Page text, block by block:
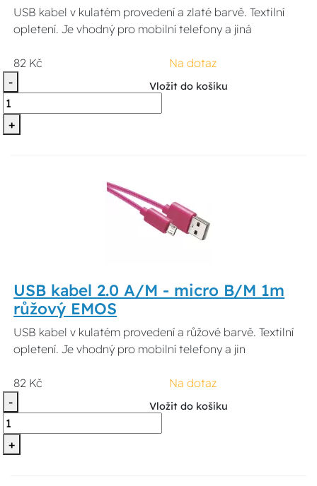
USB kabel v kulatém provedení a zlaté barvě. Textilní
opletení. Je vhodný pro mobilní telefony a jiná
82 Kč
Na dotaz
-
+
Vložit do košíku
USB kabel 2.0 A/M - micro B/M 1m
růžový EMOS
USB kabel v kulatém provedení a růžové barvě. Textilní
opletení. Je vhodný pro mobilní telefony a jin
82 Kč
Na dotaz
-
+
Vložit do košíku